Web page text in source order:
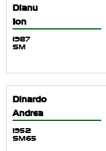
Dianu
Ion
1987
SM
Dinardo
Andrea
1952
SM65